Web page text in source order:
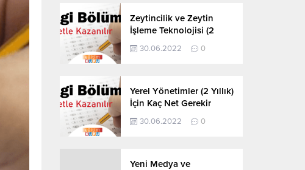
Zeytincilik ve Zeytin
İşleme Teknolojisi (2
Yıllık) İçin Kaç Net
Gerekir 2022
30.06.2022 0
Yerel Yönetimler (2 Yıllık)
İçin Kaç Net Gerekir
2022
30.06.2022 0
Yeni Medya ve